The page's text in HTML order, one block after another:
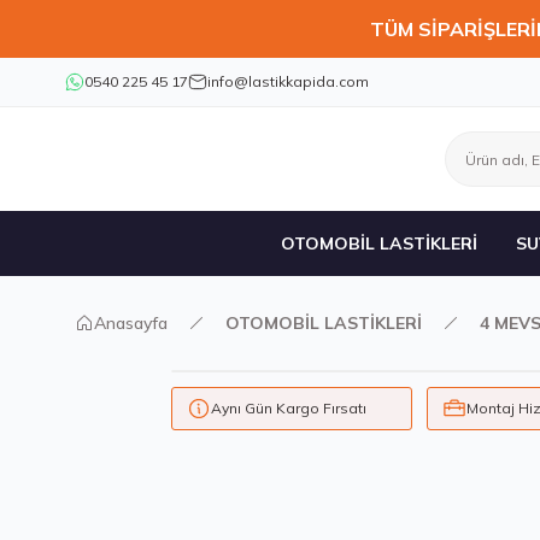
TÜM
0540 225 45 17 info@lastikkapida.com
OTOMOBİL LASTİKLERİ
Anasayfa OTOMOBİL LASTİKLERİ 4
Aynı Gün Kargo Fırsatı Montaj